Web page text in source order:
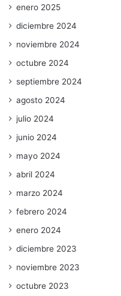
enero 2025
diciembre 2024
noviembre 2024
octubre 2024
septiembre 2024
agosto 2024
julio 2024
junio 2024
mayo 2024
abril 2024
marzo 2024
febrero 2024
enero 2024
diciembre 2023
noviembre 2023
octubre 2023